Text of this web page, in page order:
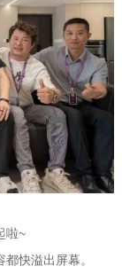
啦~
快溢出屏幕。